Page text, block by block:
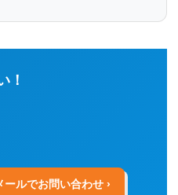
！
ールでお問い合わせ ›